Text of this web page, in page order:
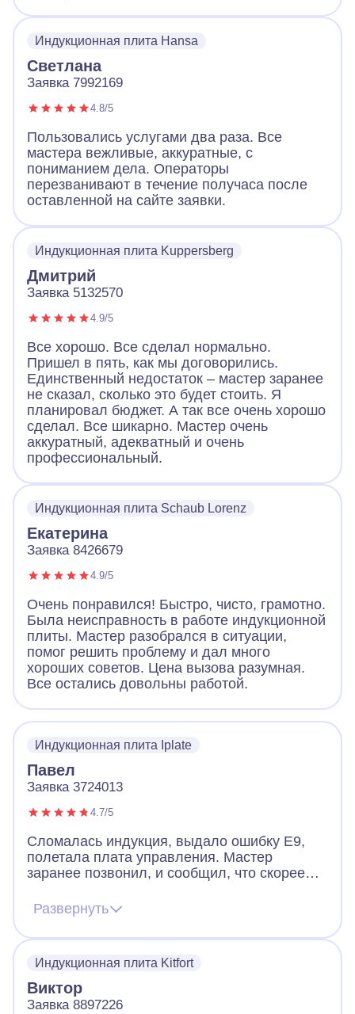
Индукционная плита Hansa
Светлана
Заявка 7992169
4.8/5
Пользовались услугами два раза. Все
мастера вежливые, аккуратные, с
пониманием дела. Операторы
перезванивают в течение получаса после
оставленной на сайте заявки.
Индукционная плита Kuppersberg
Дмитрий
Заявка 5132570
4.9/5
Все хорошо. Все сделал нормально.
Пришел в пять, как мы договорились.
Единственный недостаток – мастер заранее
не сказал, сколько это будет стоить. Я
планировал бюджет. А так все очень хорошо
сделал. Все шикарно. Мастер очень
аккуратный, адекватный и очень
профессиональный.
Индукционная плита Schaub Lorenz
Екатерина
Заявка 8426679
4.9/5
Очень понравился! Быстро, чисто, грамотно.
Была неисправность в работе индукционной
плиты. Мастер разобрался в ситуации,
помог решить проблему и дал много
хороших советов. Цена вызова разумная.
Все остались довольны работой.
Индукционная плита Iplate
Павел
Заявка 3724013
4.7/5
Сломалась индукция, выдало ошибку Е9,
полетала плата управления. Мастер
заранее позвонил, и сообщил, что скорее
починить и без замены. Цена на платы
начинается от 12к и выше. Мастер приехал,
все продиагностировал и смог починить без
Развернуть
Индукционная плита Kitfort
Виктор
Заявка 8897226